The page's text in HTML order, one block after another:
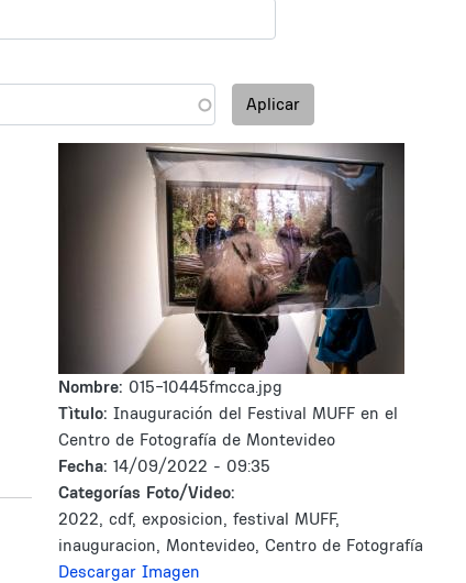
Aplicar
Nombre: 015-10445fmcca.jpg
Tìtulo: Inauguración del Festival MUFF en el
Centro de Fotografía de Montevideo
Fecha: 14/09/2022 - 09:35
Categorías Foto/Video:
2022, cdf, exposicion, festival MUFF,
inauguracion, Montevideo, Centro de Fotografía
Descargar Imagen